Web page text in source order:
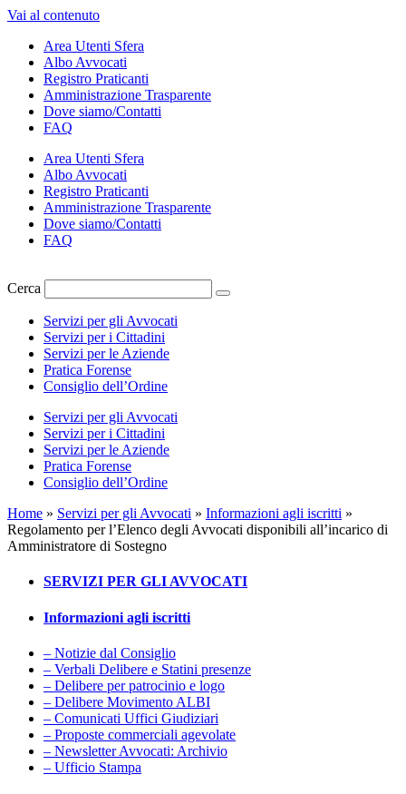
Vai al contenuto
Area Utenti Sfera
Albo Avvocati
Registro Praticanti
Amministrazione Trasparente
Dove siamo/Contatti
FAQ
Area Utenti Sfera
Albo Avvocati
Registro Praticanti
Amministrazione Trasparente
Dove siamo/Contatti
FAQ
Cerca
Servizi per gli Avvocati
Servizi per i Cittadini
Servizi per le Aziende
Pratica Forense
Consiglio dell’Ordine
Servizi per gli Avvocati
Servizi per i Cittadini
Servizi per le Aziende
Pratica Forense
Consiglio dell’Ordine
Home » Servizi per gli Avvocati » Informazioni agli iscritti »
Regolamento per l’Elenco degli Avvocati disponibili all’incarico di
Amministratore di Sostegno
SERVIZI PER GLI AVVOCATI
Informazioni agli iscritti
– Notizie dal Consiglio
– Verbali Delibere e Statini presenze
– Delibere per patrocinio e logo
– Delibere Movimento ALBI
– Comunicati Uffici Giudiziari
– Proposte commerciali agevolate
– Newsletter Avvocati: Archivio
– Ufficio Stampa